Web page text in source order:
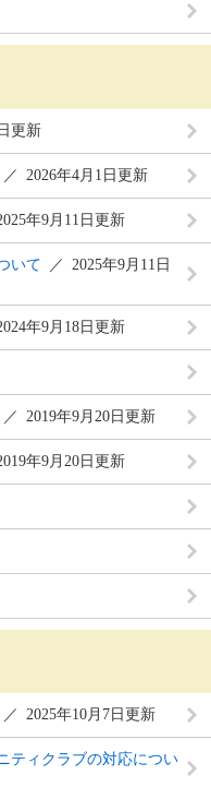
更新
2026年4月1日更新
年9月11日更新
いて
2025年9月11日
年9月18日更新
2019年9月20日更新
年9月20日更新
2025年10月7日更新
ティクラブの対応につい